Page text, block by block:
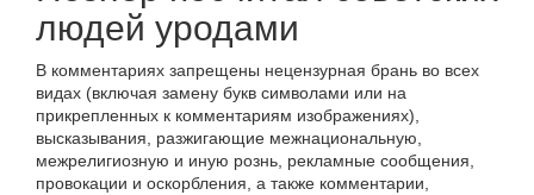
людей уродами
В комментариях запрещены нецензурная брань во всех
видах (включая замену букв символами или на
прикрепленных к комментариям изображениях),
высказывания, разжигающие межнациональную,
межрелигиозную и иную рознь, рекламные сообщения,
провокации и оскорбления, а также комментарии,